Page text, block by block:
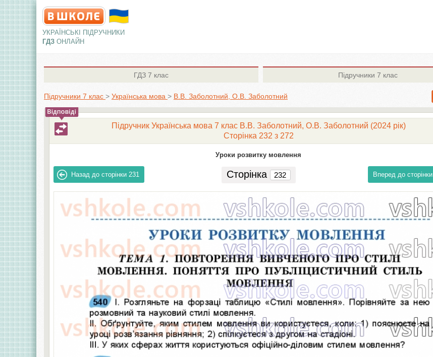
УКРАЇНСЬКІ ПІДРУЧНИКИ
ГДЗ ОНЛАЙН
ГДЗ 7 клас Підручники 7 клас
Підручники 7 клас > Українська мова > В.В. Заболотний, О.В. Заболотний
Підручник Українська мова 7 клас В.В. Заболотний, О.В. Заболотний (2024 рік)
Сторінка 232 з 272
Уроки розвитку мовлення
Назад до сторінки 231 Сторінка Вперед до сторінки